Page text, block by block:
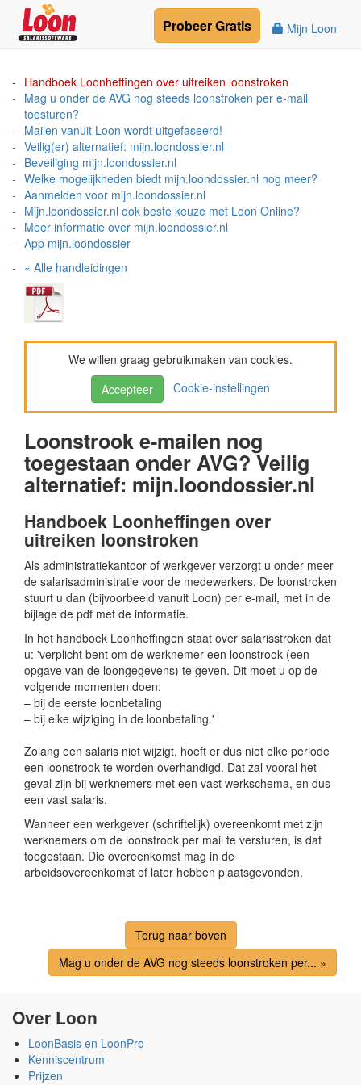
Mijn Loon
ProbeerGratis
Handboek Loonheffingen over uitreiken loonstroken
Mag u onder de AVG nog steeds loonstroken per e-mail
toesturen?
Mailen vanuit Loon wordt uitgefaseerd!
Veilig(er) alternatief: mijn.loondossier.nl
Beveiliging mijn.loondossier.nl
Welke mogelijkheden biedt mijn.loondossier.nl nog meer?
Aanmelden voor mijn.loondossier.nl
Mijn.loondossier.nl ook beste keuze met Loon Online?
Meer informatie over mijn.loondossier.nl
App mijn.loondossier
« Alle handleidingen
We willen graag gebruikmaken van cookies.
Accepteer
Cookie-instellingen
Loonstrook e-mailen nog
toegestaan onder AVG? Veilig
alternatief: mijn.loondossier.nl
Handboek Loonheffingen over
uitreiken loonstroken
Als administratiekantoor of werkgever verzorgt u onder meer
de salarisadministratie voor de medewerkers. De loonstroken
stuurt u dan (bijvoorbeeld vanuit Loon) per e-mail, met in de
bijlage de pdf met de informatie.
In het handboek Loonheffingen staat over salarisstroken dat
u: 'verplicht bent om de werknemer een loonstrook (een
opgave van de loongegevens) te geven. Dit moet u op de
volgende momenten doen:
– bij de eerste loonbetaling
– bij elke wijziging in de loonbetaling.'
Zolang een salaris niet wijzigt, hoeft er dus niet elke periode
een loonstrook te worden overhandigd. Dat zal vooral het
geval zijn bij werknemers met een vast werkschema, en dus
een vast salaris.
Wanneer een werkgever (schriftelijk) overeenkomt met zijn
werknemers om de loonstrook per mail te versturen, is dat
toegestaan. Die overeenkomst mag in de
arbeidsovereenkomst of later hebben plaatsgevonden.
Terug naar boven
Mag u onder de AVG nog steeds loonstroken per... »
Over Loon
LoonBasis en LoonPro
Kenniscentrum
Prijzen